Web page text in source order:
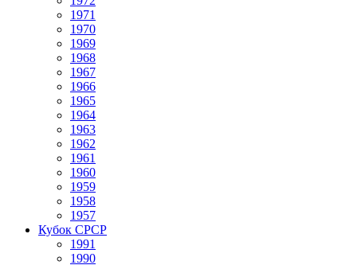
1971
1970
1969
1968
1967
1966
1965
1964
1963
1962
1961
1960
1959
1958
1957
Кубок СРСР
1991
1990